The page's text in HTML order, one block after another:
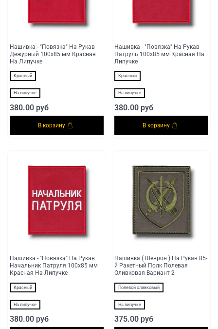
Нашивка - "Повязка" На Рукав
Дежурный 100х85 мм Красная
На Липучке
Красный
На липучке
380.00 руб
В корзину
Нашивка - "Повязка" На Рукав
Патруль 100х85 мм Красная На
Липучке
Красный
На липучке
380.00 руб
В корзину
Нашивка - "Повязка" На Рукав
Начальник Патруля 100х85 мм
Красная На Липучке
Красный
На липучке
380.00 руб
Нашивка ( Шеврон ) На Рукав 85-
й Ракетный Полк Полевая
Оливковая Вариант 2
Полевой оливковый
На липучке
375.00 руб